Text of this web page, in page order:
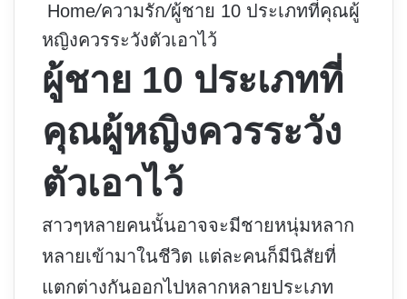
Home/ความรัก/ผู้ชาย 10 ประเภทที่คุณผู้
หญิงควรระวังตัวเอาไว้
ผู้ชาย 10 ประเภทที่
คุณผู้หญิงควรระวัง
ตัวเอาไว้
สาวๆหลายคนนั้นอาจจะมีชายหนุ่มหลาก
หลายเข้ามาในชีวิต แต่ละคนก็มีนิสัยที่
แตกต่างกันออกไปหลากหลายประเภท